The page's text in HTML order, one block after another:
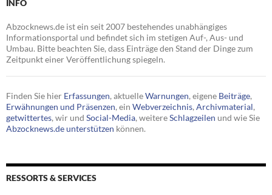
INFO
Abzocknews.de ist ein seit 2007 bestehendes unabhängiges
Informationsportal und befindet sich im stetigen Auf-, Aus- und
Umbau. Bitte beachten Sie, dass Einträge den Stand der Dinge zum
Zeitpunkt einer Veröffentlichung spiegeln.
Finden Sie hier Erfassungen, aktuelleWarnungen, eigene Beiträge,
Erwähnungen und Präsenzen, ein Webverzeichnis, Archivmaterial,
getwittertes, wir und Social-Media, weitereSchlagzeilen und wie Sie
Abzocknews.de unterstützen können.
RESSORTS & SERVICES